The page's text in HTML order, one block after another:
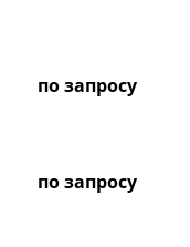
по запросу
по запросу